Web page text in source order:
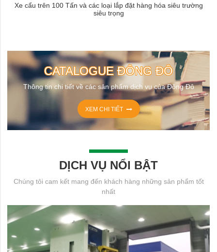
Xe cẩu trên 100 Tấn và các loại lắp đặt hàng hóa siêu trường
siêu trọng
CATALOGUE ĐÔNG ĐÔ
Thông tin chi tiết về các sản phẩm dịch vụ của Đông Đô
XEM CHI TIẾT
DỊCH VỤ NỔI BẬT
Chúng tôi cam kết mang đến khách hàng những sản phẩm tốt
nhất